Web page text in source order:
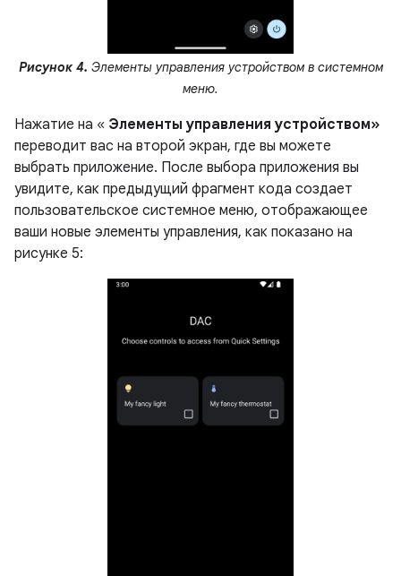
Рисунок 4. Элементы управления устройством в системном
меню.
Нажатие на « Элементы управления устройством»
переводит вас на второй экран, где вы можете
выбрать приложение. После выбора приложения вы
увидите, как предыдущий фрагмент кода создает
пользовательское системное меню, отображающее
ваши новые элементы управления, как показано на
рисунке 5: